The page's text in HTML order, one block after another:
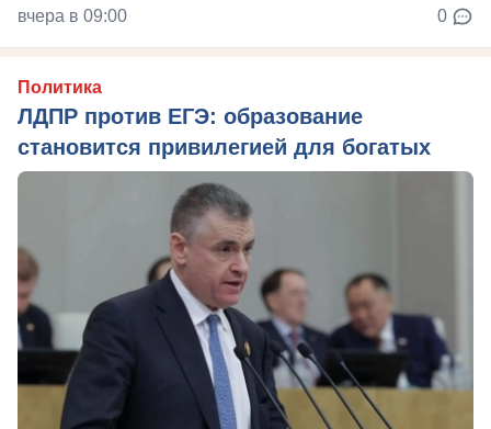
вчера в 09:00 0
Политика
ЛДПР против ЕГЭ: образование
становится привилегией для богатых